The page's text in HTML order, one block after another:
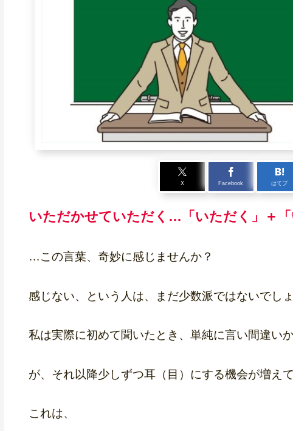
X Facebook はてブ
いただかせていただく…「いただく」＋「
…この言葉、奇妙に感じませんか？
感じない、という人は、まだ少数派ではないでしょ
私は実際に初めて聞いたとき、単純に言い間違い
が、それ以降少しずつ耳（目）にする機会が増え
これは、